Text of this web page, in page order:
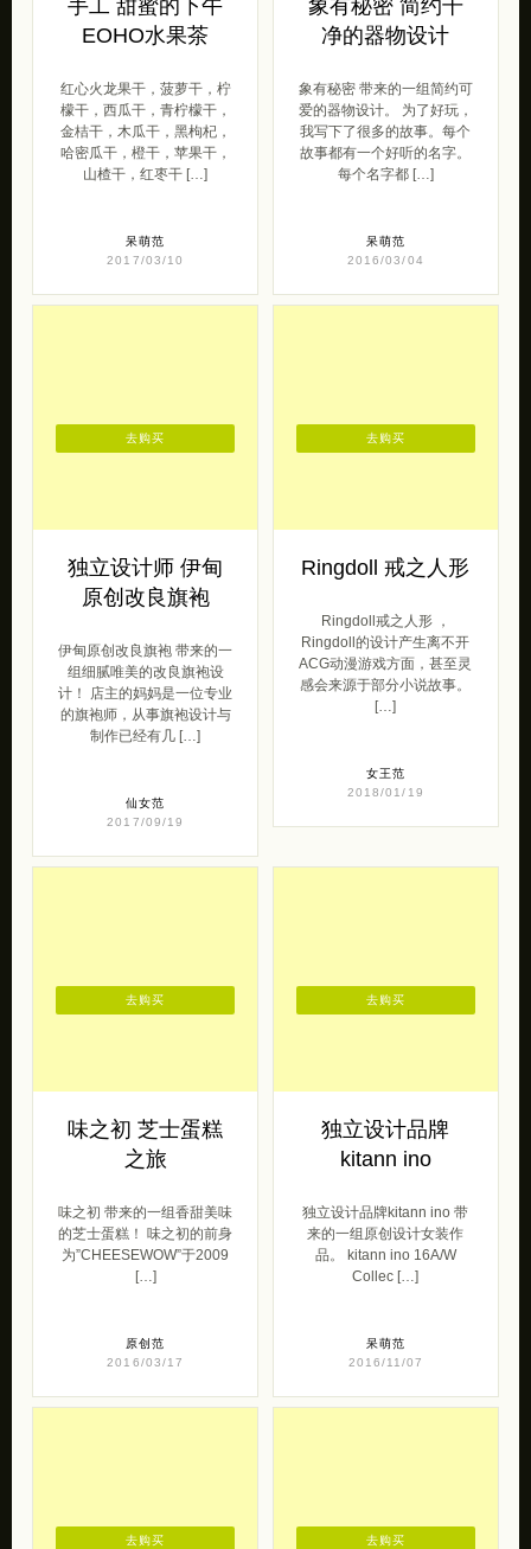
手工 甜蜜的下午
EOHO水果茶
红心火龙果干，菠萝干，柠
檬干，西瓜干，青柠檬干，
金桔干，木瓜干，黑枸杞，
哈密瓜干，橙干，苹果干，
山楂干，红枣干 […]
呆萌范
2017/03/10
象有秘密 简约干
净的器物设计
象有秘密 带来的一组简约可
爱的器物设计。 为了好玩，
我写下了很多的故事。每个
故事都有一个好听的名字。
每个名字都 […]
呆萌范
2016/03/04
独立设计师 伊甸
原创改良旗袍
伊甸原创改良旗袍 带来的一
组细腻唯美的改良旗袍设
计！ 店主的妈妈是一位专业
的旗袍师，从事旗袍设计与
制作已经有几 […]
仙女范
2017/09/19
去购买
Ringdoll 戒之人形
Ringdoll戒之人形 ，
Ringdoll的设计产生离不开
ACG动漫游戏方面，甚至灵
感会来源于部分小说故事。
[…]
女王范
2018/01/19
去购买
味之初 芝士蛋糕
之旅
味之初 带来的一组香甜美味
的芝士蛋糕！ 味之初的前身
为”CHEESEWOW”于2009
[…]
原创范
2016/03/17
去购买
独立设计品牌
kitann ino
独立设计品牌kitann ino 带
来的一组原创设计女装作
品。 kitann ino 16A/W
Collec […]
呆萌范
2016/11/07
去购买
去购买 去购买